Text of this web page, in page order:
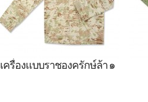
เครื่องแบบราชองครักษ์ล้า ๑